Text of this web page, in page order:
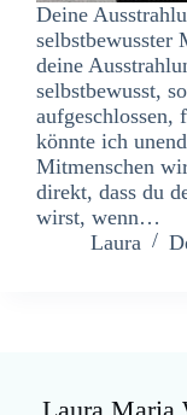
Deine
selbstbewusster
deine
selbstbewusst,
könnte ich
Mitmenschen
direkt, dass du
wirst, wenn…
Laura